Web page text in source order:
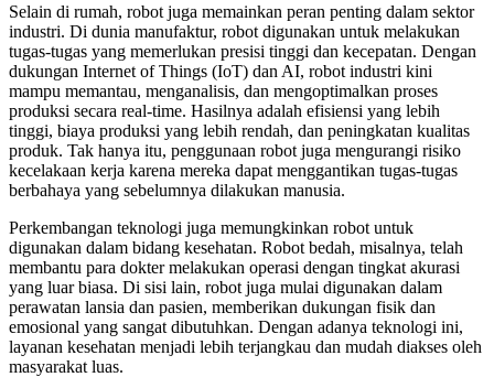
Selain di rumah, robot juga memainkan peran penting dalam sektor
industri. Di dunia manufaktur, robot digunakan untuk melakukan
tugas-tugas yang memerlukan presisi tinggi dan kecepatan. Dengan
dukungan Internet of Things (IoT) dan AI, robot industri kini
mampu memantau, menganalisis, dan mengoptimalkan proses
produksi secara real-time. Hasilnya adalah efisiensi yang lebih
tinggi, biaya produksi yang lebih rendah, dan peningkatan kualitas
produk. Tak hanya itu, penggunaan robot juga mengurangi risiko
kecelakaan kerja karena mereka dapat menggantikan tugas-tugas
berbahaya yang sebelumnya dilakukan manusia.
Perkembangan teknologi juga memungkinkan robot untuk
digunakan dalam bidang kesehatan. Robot bedah, misalnya, telah
membantu para dokter melakukan operasi dengan tingkat akurasi
yang luar biasa. Di sisi lain, robot juga mulai digunakan dalam
perawatan lansia dan pasien, memberikan dukungan fisik dan
emosional yang sangat dibutuhkan. Dengan adanya teknologi ini,
layanan kesehatan menjadi lebih terjangkau dan mudah diakses oleh
masyarakat luas.